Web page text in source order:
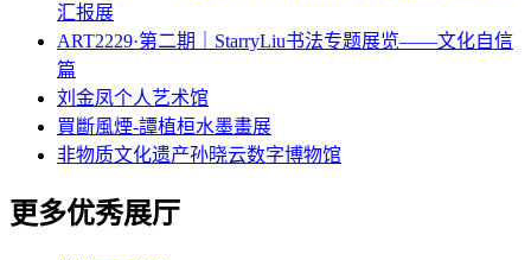
汇报展
ART2229·第二期｜StarryLiu书法专题展览——文化自信
篇
刘金凤个人艺术馆
買斷風煙-譚植桓水墨畫展
非物质文化遗产孙晓云数字博物馆
更多优秀展厅